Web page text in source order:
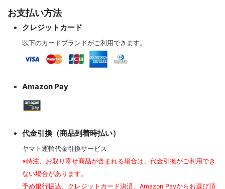
お支払い方法
クレジットカード
以下のカードブランドがご利用できます。
Amazon Pay
代金引換（商品到着時払い）
ヤマト運輸代金引換サービス
※特注、お取り寄せ商品が含まれる場合は、代金引換がご利用でき
ない場合があります。
予め銀行振込、クレジットカード決済、Amazon Payからお選び頂